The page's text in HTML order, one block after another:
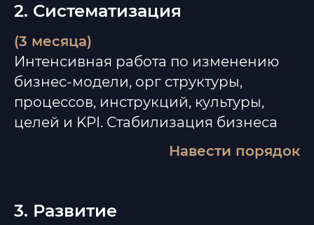
2. Систематизация
(3 месяца)
Интенсивная работа по изменению
бизнес-модели, орг структуры,
процессов, инструкций, культуры,
целей и KPI. Стабилизация бизнеса
Навести порядок
3. Развитие